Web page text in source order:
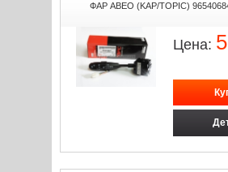
ФАР АВЕО (KAP/TOPIC)
Цена: